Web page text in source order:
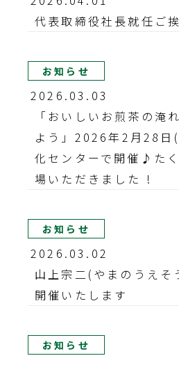
代表取締役社長就任ご
お知らせ
2026.03.03
「おいしいお煎茶の淹
よう」2026年2月28日
化センターで開催♪た
場いただきました !
お知らせ
2026.03.02
山上宗二(やまのうえ
開催いたします
お知らせ